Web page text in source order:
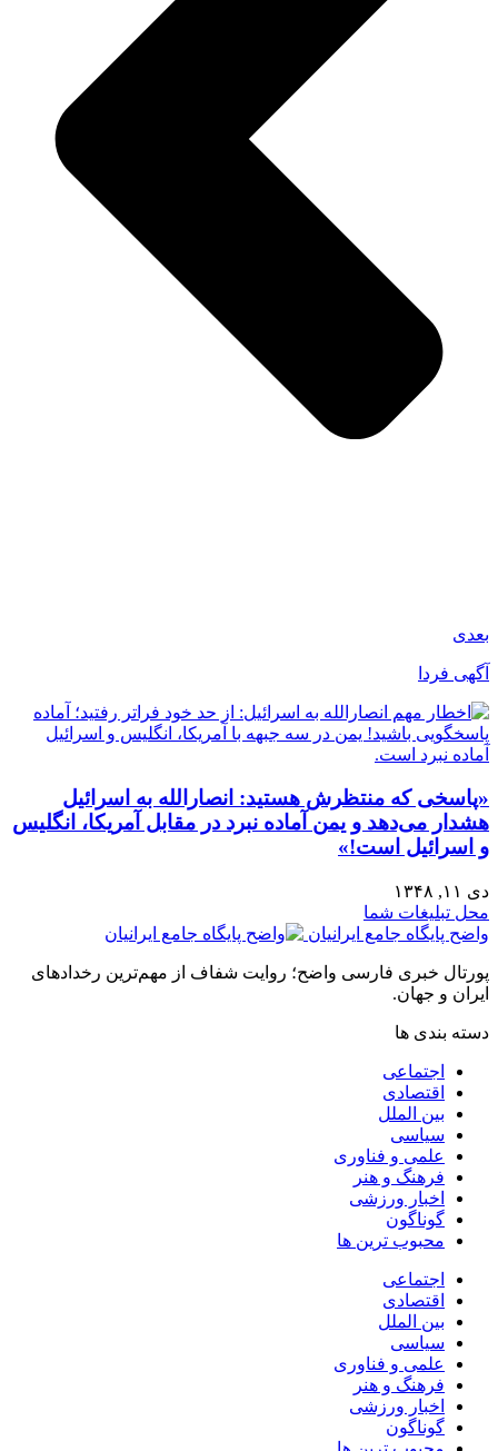
بعدی
آگهی فردا
«پاسخی که منتظرش هستید: انصارالله به اسرائیل
هشدار می‌دهد و یمن آماده نبرد در مقابل آمریکا، انگلیس
و اسرائیل است!»
دی ۱۱, ۱۳۴۸
محل تبلیغات شما
واضح پایگاه جامع ایرانیان
پورتال خبری فارسی واضح؛ روایت شفاف از مهم‌ترین رخدادهای
ایران و جهان.
دسته بندی ها
اجتماعی
اقتصادی
بین الملل
سیاسی
علمی و فناوری
فرهنگ و هنر
اخبار ورزشی
گوناگون
محبوب ترین ها
اجتماعی
اقتصادی
بین الملل
سیاسی
علمی و فناوری
فرهنگ و هنر
اخبار ورزشی
گوناگون